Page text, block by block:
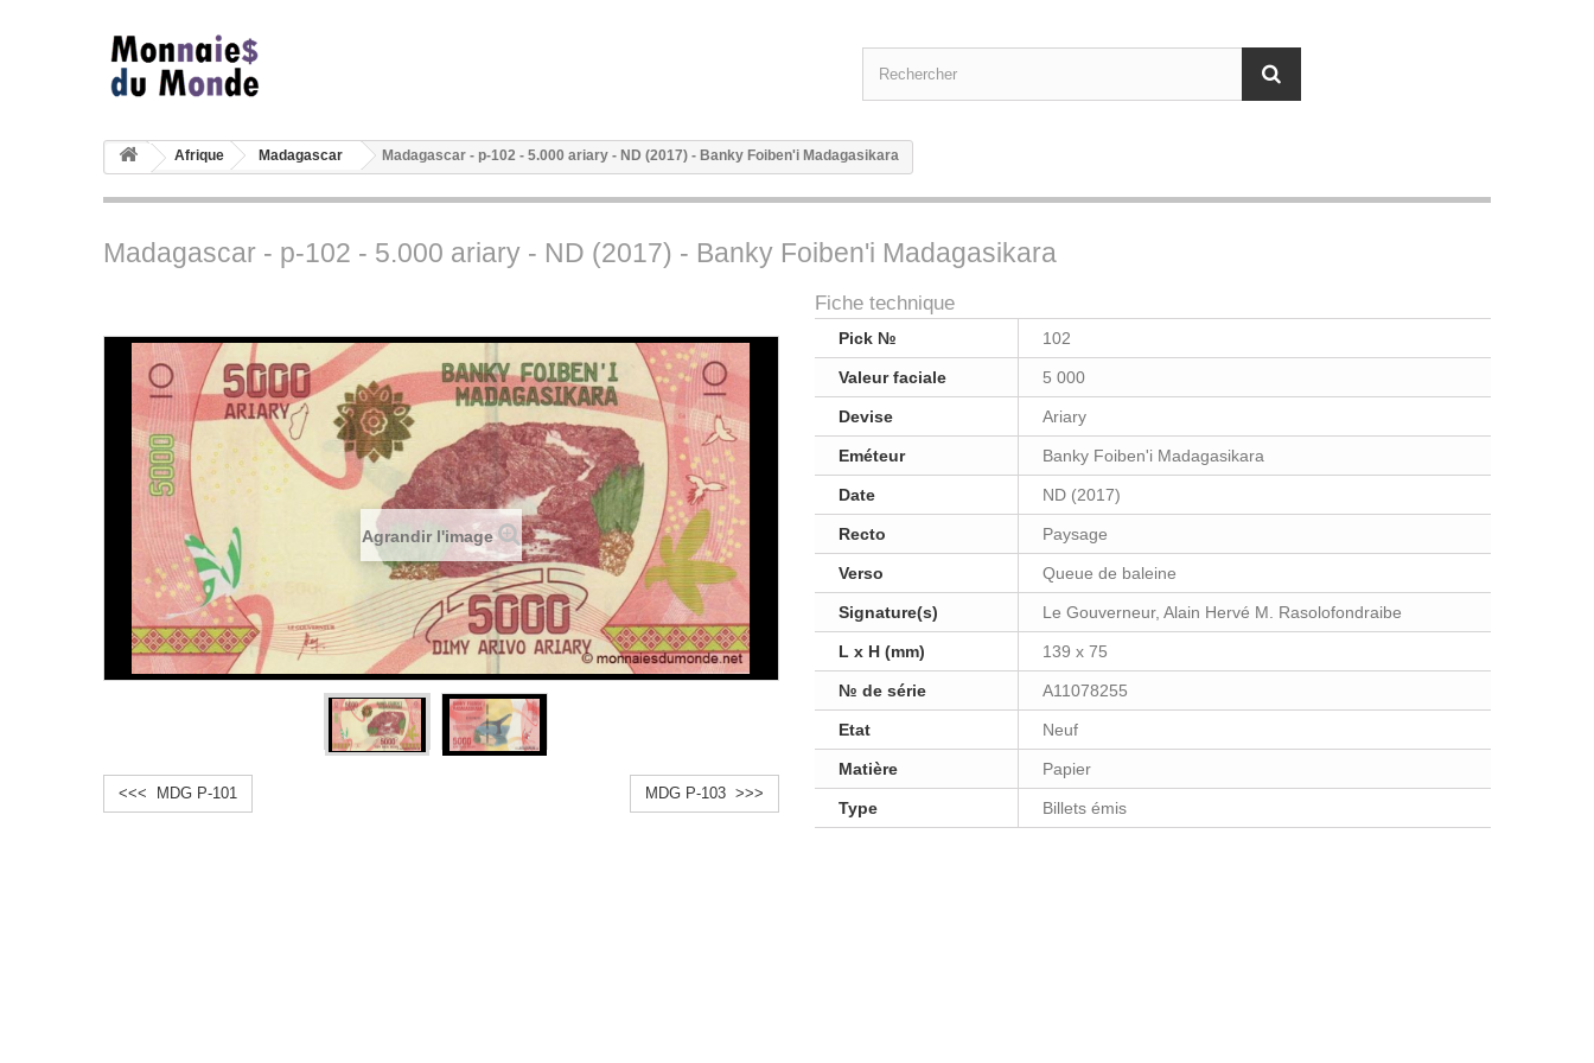
Afrique Madagascar Madagascar - p-102 - 5.000 ariary - ND (2017) - Banky Foiben'i Madagasikara
Madagascar - p-102 - 5.000 ariary - ND (2017) - Banky Foiben'i Madagasikara
Agrandir l'image
<<< MDG P-101 MDG P-103 >>>
Fiche technique
Pick № 102
Valeur faciale 5 000
Devise Ariary
Eméteur Banky Foiben'i Madagasikara
Date ND (2017)
Recto Paysage
Verso Queue de baleine
Signature(s) Le Gouverneur, Alain Hervé M. Rasolofondraibe
L x H (mm) 139 x 75
№ de série A11078255
Etat Neuf
Matière Papier
Type Billets émis